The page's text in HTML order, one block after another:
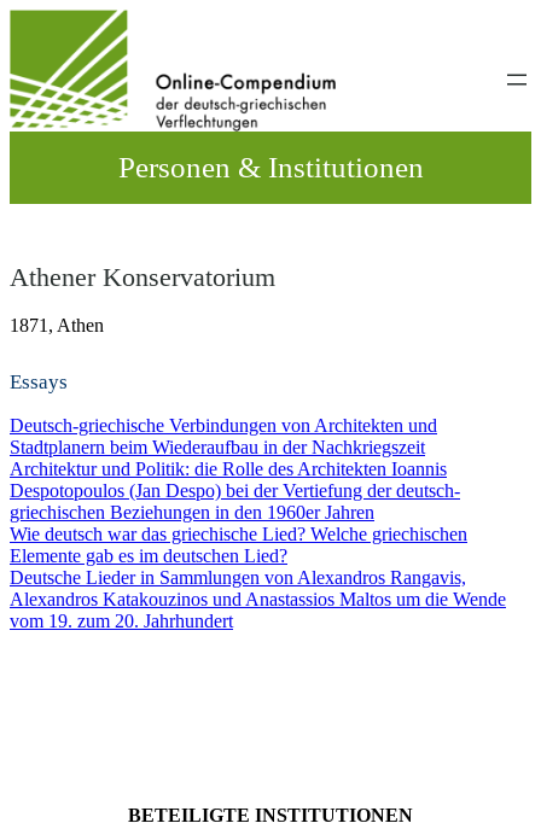
wechseln
Personen & Institutionen
Athener Konservatorium
1871, Athen
Essays
Deutsch-griechische Verbindungen von Architekten und
Stadtplanern beim Wiederaufbau in der Nachkriegszeit
Architektur und Politik: die Rolle des Architekten Ioannis
Despotopoulos (Jan Despo) bei der Vertiefung der deutsch-
griechischen Beziehungen in den 1960er Jahren
Wie deutsch war das griechische Lied? Welche griechischen
Elemente gab es im deutschen Lied?
Deutsche Lieder in Sammlungen von Alexandros Rangavis,
Alexandros Katakouzinos und Anastassios Maltos um die Wende
vom 19. zum 20. Jahrhundert
BETEILIGTE INSTITUTIONEN